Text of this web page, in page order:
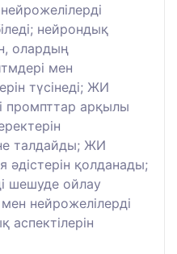
нейрондық
олардың
мен
түсінеді; ЖИ
промпттар арқылы
талдайды; ЖИ
әдістерін қолданады;
шешуде ойлау
нейрожелілерді
аспектілерін